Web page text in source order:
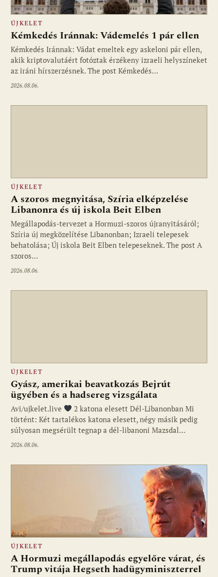
ÚJKELET
Kémkedés Iránnak: Vádemelés 1 pár ellen
Kémkedés Iránnak: Vádat emeltek egy askeloni pár ellen,
akik kriptovalutáért fotóztak érzékeny izraeli helyszíneket
az iráni hírszerzésnek. The post Kémkedés…
2026.08.06.
ÚJKELET
A szoros megnyitása, Szíria elképzelése
Libanonra és új iskola Beit Elben
Megállapodás-tervezet a Hormuzi-szoros újranyitásáról;
Szíria új megközelítése Libanonban; Izraeli telepesek
behatolása; Új iskola Beit Elben telepeseknek. The post A
szoros…
2026.08.06.
ÚJKELET
Gyász, amerikai beavatkozás Bejrút
ügyében és a hadsereg vizsgálata
Avi/ujkelet.live
2 katona elesett Dél-Libanonban Mi
történt: Két tartalékos katona elesett, négy másik pedig
súlyosan megsérült tegnap a dél-libanoni Mazsdal…
2026.08.06.
ÚJKELET
A Hormuzi megállapodás egyelőre várat, és
Trump vitája Hegseth hadügyminiszterrel